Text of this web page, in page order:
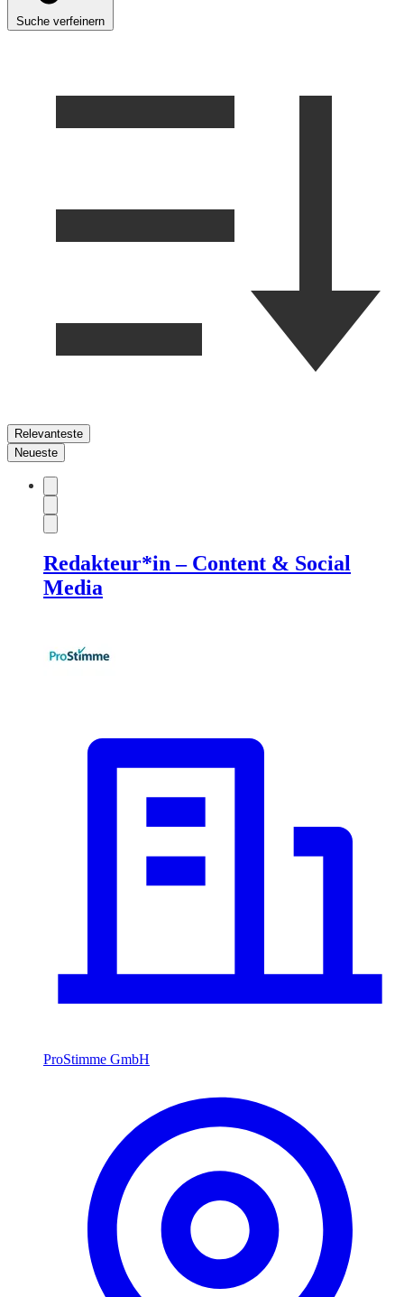
Suche verfeinern
Relevanteste
Neueste
Redakteur*in – Content & Social
Media
ProStimme GmbH